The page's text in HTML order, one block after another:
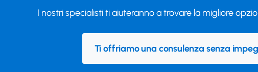
I nostri specialisti ti aiuteranno a trovare la migliore
Ti offriamo una consulenza senza